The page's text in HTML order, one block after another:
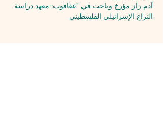
آدم راز مؤرخ وباحث في "عقافوت: معهد دراسة
النزاع الإسرائيلي الفلسطيني